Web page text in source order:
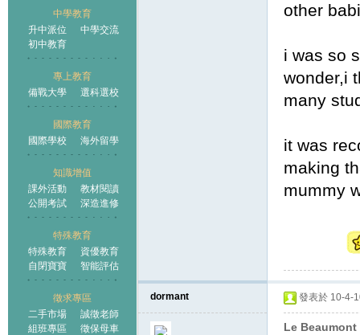
中學教育
升中派位
中學交流
初中教育
專上教育
備戰大學
選科選校
國際教育
國際學校
海外留學
知識增值
課外活動
教材閱讀
公開考試
深造進修
特殊教育
特殊教育
資優教育
自閉寶寶
智能評估
徵求專區
二手市場
誠徵老師
組班專區
徵保母車
other
i was so
wonder,i
many
it was
making
mummy
dormant 發表於 10-4-
Le Beaumont